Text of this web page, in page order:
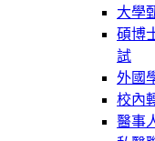
大學
碩博
試
外國
校內
醫事